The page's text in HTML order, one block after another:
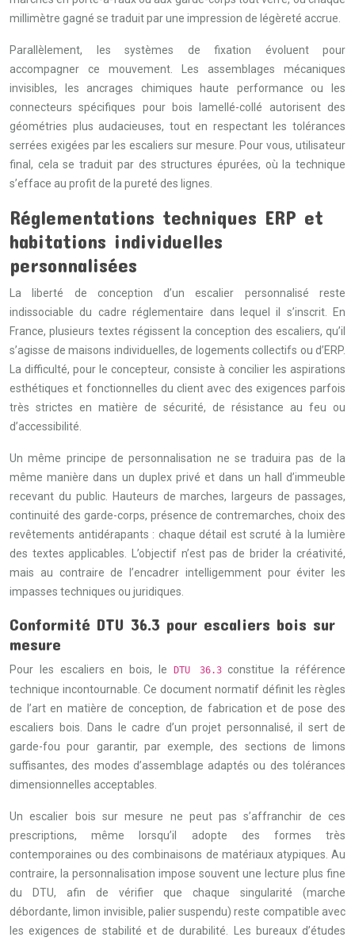
millimètre gagné se traduit par une impression de légèreté accrue.
Parallèlement, les systèmes de fixation évoluent pour
accompagner ce mouvement. Les assemblages mécaniques
invisibles, les ancrages chimiques haute performance ou les
connecteurs spécifiques pour bois lamellé-collé autorisent des
géométries plus audacieuses, tout en respectant les tolérances
serrées exigées par les escaliers sur mesure. Pour vous, utilisateur
final, cela se traduit par des structures épurées, où la technique
s’efface au profit de la pureté des lignes.
Réglementations techniques ERP et
habitations individuelles
personnalisées
La liberté de conception d’un escalier personnalisé reste
indissociable du cadre réglementaire dans lequel il s’inscrit. En
France, plusieurs textes régissent la conception des escaliers, qu’il
s’agisse de maisons individuelles, de logements collectifs ou d’ERP.
La difficulté, pour le concepteur, consiste à concilier les aspirations
esthétiques et fonctionnelles du client avec des exigences parfois
très strictes en matière de sécurité, de résistance au feu ou
d’accessibilité.
Un même principe de personnalisation ne se traduira pas de la
même manière dans un duplex privé et dans un hall d’immeuble
recevant du public. Hauteurs de marches, largeurs de passages,
continuité des garde-corps, présence de contremarches, choix des
revêtements antidérapants : chaque détail est scruté à la lumière
des textes applicables. L’objectif n’est pas de brider la créativité,
mais au contraire de l’encadrer intelligemment pour éviter les
impasses techniques ou juridiques.
Conformité DTU 36.3 pour escaliers bois sur
mesure
Pour les escaliers en bois, le DTU 36.3constitue la référence
technique incontournable. Ce document normatif définit les règles
de l’art en matière de conception, de fabrication et de pose des
escaliers bois. Dans le cadre d’un projet personnalisé, il sert de
garde-fou pour garantir, par exemple, des sections de limons
suffisantes, des modes d’assemblage adaptés ou des tolérances
dimensionnelles acceptables.
Un escalier bois sur mesure ne peut pas s’affranchir de ces
prescriptions, même lorsqu’il adopte des formes très
contemporaines ou des combinaisons de matériaux atypiques. Au
contraire, la personnalisation impose souvent une lecture plus fine
du DTU, afin de vérifier que chaque singularité (marche
débordante, limon invisible, palier suspendu) reste compatible avec
les exigences de stabilité et de durabilité. Les bureaux d’études